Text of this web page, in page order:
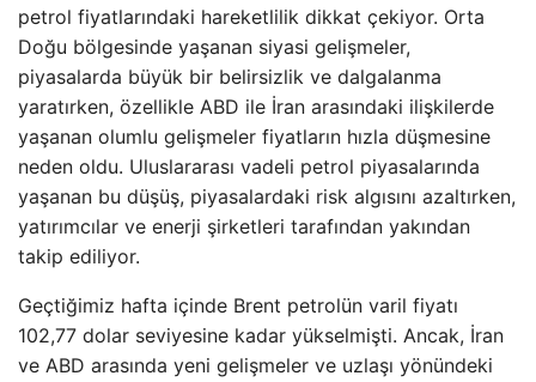
petrol fiyatlarındaki hareketlilik dikkat çekiyor. Orta
Doğu bölgesinde yaşanan siyasi gelişmeler,
piyasalarda büyük bir belirsizlik ve dalgalanma
yaratırken, özellikle ABD ile İran arasındaki ilişkilerde
yaşanan olumlu gelişmeler fiyatların hızla düşmesine
neden oldu. Uluslararası vadeli petrol piyasalarında
yaşanan bu düşüş, piyasalardaki risk algısını azaltırken,
yatırımcılar ve enerji şirketleri tarafından yakından
takip ediliyor.
Geçtiğimiz hafta içinde Brent petrolün varil fiyatı
102,77 dolar seviyesine kadar yükselmişti. Ancak, İran
ve ABD arasında yeni gelişmeler ve uzlaşı yönündeki